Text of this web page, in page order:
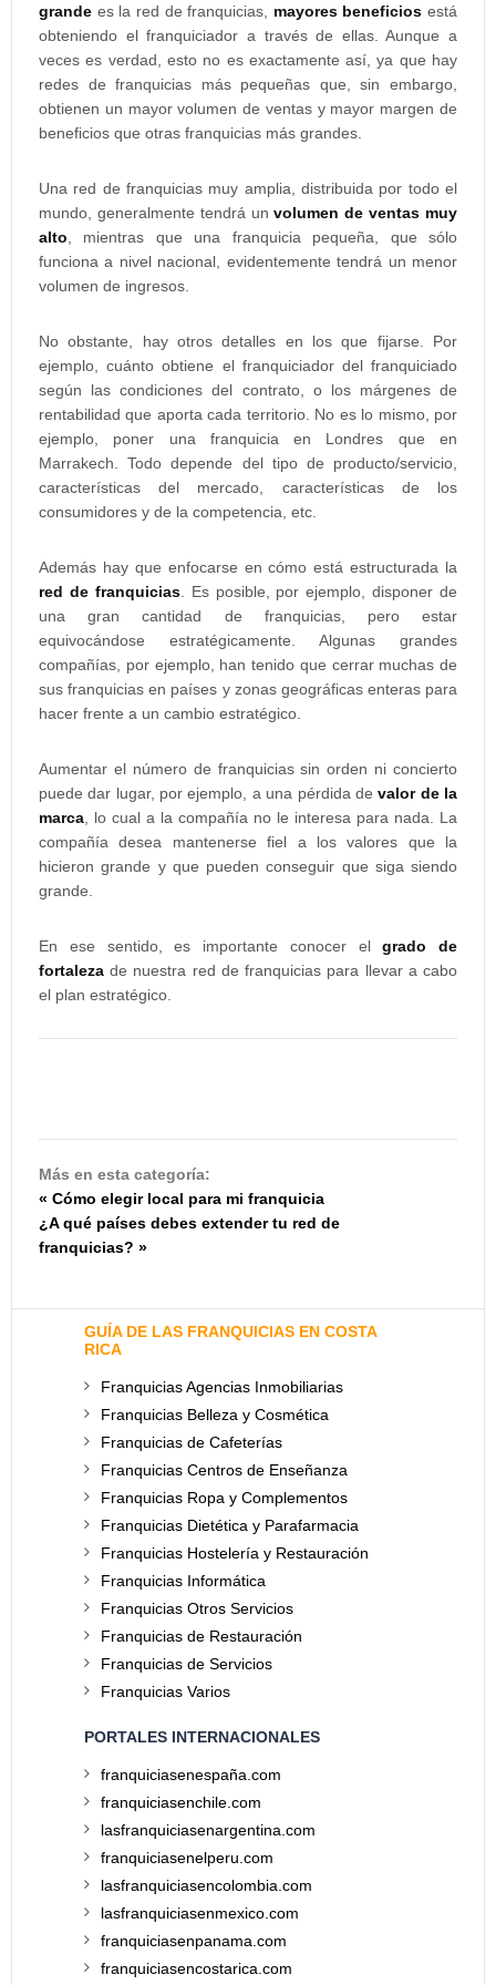
grande es la red de franquicias, mayores beneficios está
obteniendo el franquiciador a través de ellas. Aunque a
veces es verdad, esto no es exactamente así, ya que hay
redes de franquicias más pequeñas que, sin embargo,
obtienen un mayor volumen de ventas y mayor margen de
beneficios que otras franquicias más grandes.
Una red de franquicias muy amplia, distribuida por todo el
mundo, generalmente tendrá unvolumen de ventas muy
alto , mientras que una franquicia pequeña, que sólo
funciona a nivel nacional, evidentemente tendrá un menor
volumen de ingresos.
No obstante, hay otros detalles en los que fijarse. Por
ejemplo, cuánto obtiene el franquiciador del franquiciado
según las condiciones del contrato, o los márgenes de
rentabilidad que aporta cada territorio. No es lo mismo, por
ejemplo, poner una franquicia en Londres que en
Marrakech. Todo depende del tipo de producto/servicio,
características del mercado, características de los
consumidores y de la competencia, etc.
Además hay que enfocarse en cómo está estructurada la
red de franquicias. Es posible, por ejemplo, disponer de
una gran cantidad de franquicias, pero estar
equivocándose estratégicamente. Algunas grandes
compañías, por ejemplo, han tenido que cerrar muchas de
sus franquicias en países y zonas geográficas enteras para
hacer frente a un cambio estratégico.
Aumentar el número de franquicias sin orden ni concierto
puede dar lugar, por ejemplo, a una pérdida devalor de la
marca , lo cual a la compañía no le interesa para nada. La
compañía desea mantenerse fiel a los valores que la
hicieron grande y que pueden conseguir que siga siendo
grande.
En ese sentido, es importante conocer elgrado de
fortaleza de nuestra red de franquicias para llevar a cabo
el plan estratégico.
Más en esta categoría:
« Cómo elegir local para mi franquicia
¿A qué países debes extender tu red de
franquicias? »
GUÍA DE LAS FRANQUICIAS EN COSTA
RICA
Franquicias Agencias Inmobiliarias
Franquicias Belleza y Cosmética
Franquicias de Cafeterías
Franquicias Centros de Enseñanza
Franquicias Ropa y Complementos
Franquicias Dietética y Parafarmacia
Franquicias Hostelería y Restauración
Franquicias Informática
Franquicias Otros Servicios
Franquicias de Restauración
Franquicias de Servicios
Franquicias Varios
PORTALES INTERNACIONALES
franquiciasenespaña.com
franquiciasenchile.com
lasfranquiciasenargentina.com
franquiciasenelperu.com
lasfranquiciasencolombia.com
lasfranquiciasenmexico.com
franquiciasenpanama.com
franquiciasencostarica.com